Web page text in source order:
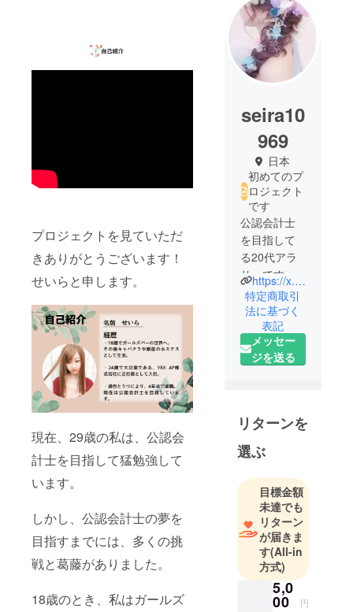
プロジェクトを見ていただ
きありがとうございます！
せいらと申します。
現在、29歳の私は、公認会
計士を目指して猛勉強して
います。
しかし、公認会計士の夢を
目指すまでには、多くの挑
戦と葛藤がありました。
18歳のとき、私はガールズ
seira10
969
日本
初めてのプ
ロジェクト
です
公認会計士
を目指して
る20代アラ
サーです。
よろしくお
願いします!
https://x.com/RurinaArima17
特定商取引
法に基づく
表記
メッセー
ジを送る
リターンを
選ぶ
目標金額
未達でも
リターン
が届きま
す(All-in
方式)
5,0
00 円